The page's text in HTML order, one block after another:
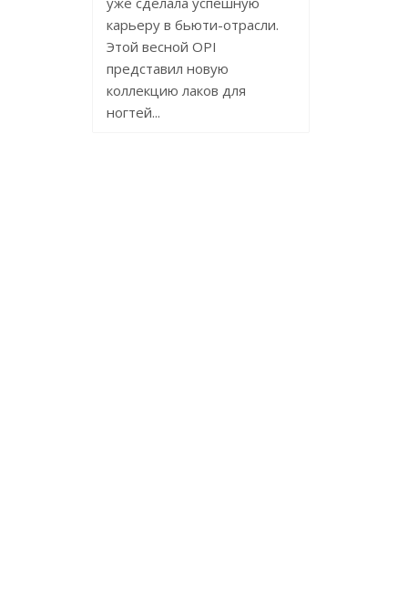
карьеру в бьюти-отрасли.
Этой весной OPI
представил новую
коллекцию лаков для
ногтей...